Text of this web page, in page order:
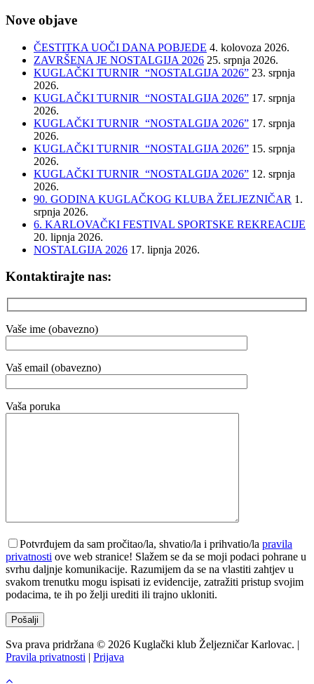
Nove objave
ČESTITKA UOČI DANA POBJEDE 4. kolovoza 2026.
ZAVRŠENA JE NOSTALGIJA 2026 25. srpnja 2026.
KUGLAČKI TURNIR “NOSTALGIJA 2026” 23. srpnja
2026.
KUGLAČKI TURNIR “NOSTALGIJA 2026” 17. srpnja
2026.
KUGLAČKI TURNIR “NOSTALGIJA 2026” 17. srpnja
2026.
KUGLAČKI TURNIR “NOSTALGIJA 2026” 15. srpnja
2026.
KUGLAČKI TURNIR “NOSTALGIJA 2026” 12. srpnja
2026.
90. GODINA KUGLAČKOG KLUBA ŽELJEZNIČAR 1.
srpnja 2026.
6. KARLOVAČKI FESTIVAL SPORTSKE REKREACIJE
20. lipnja 2026.
NOSTALGIJA 2026 17. lipnja 2026.
Kontaktirajte nas:
Vaše ime (obavezno)
Vaš email (obavezno)
Vaša poruka
Potvrđujem da sam pročitao/la, shvatio/la i prihvatio/la pravila
privatnosti ove web stranice! Slažem se da se moji podaci pohrane u
svrhu daljnje komunikacije. Razumijem da se na vlastiti zahtjev u
svakom trenutku mogu ispisati iz evidencije, zatražiti pristup svojim
podacima, te ih po želji urediti ili trajno ukloniti.
Sva prava pridržana © 2026 Kuglački klub Željezničar Karlovac. |
Pravila privatnosti | Prijava